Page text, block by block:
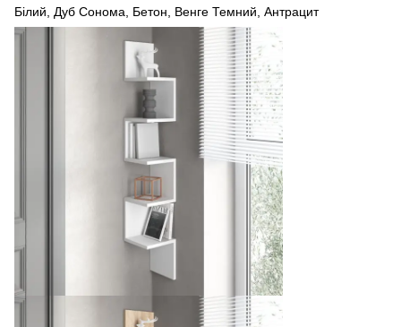
Білий, Дуб Сонома, Бетон, Венге Темний, Антрацит